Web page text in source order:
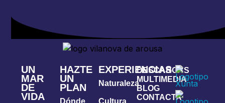
UN
MAR
DE
VIDA
HAZTE
UN
PLAN
EXPERIENCIAS
Naturaleza
DESCARGAS
MULTIMEDIA
BLOG
CONTACTA